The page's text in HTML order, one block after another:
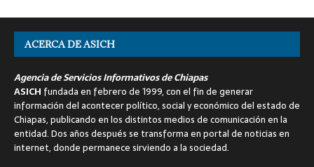
ACERCA DE ASICH
Agencia de Servicios Informativos de Chiapas
ASICH fundada en febrero de 1999, con el fin de generar
información del acontecer político, social y económico del estado de
Chiapas, publicando en los distintos medios de comunicación en la
entidad. Dos años después se transforma en portal de noticias en
internet, donde permanece sirviendo a la sociedad.